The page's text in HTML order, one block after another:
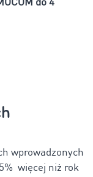
do 4
wprowadzonych
więcej niż rok